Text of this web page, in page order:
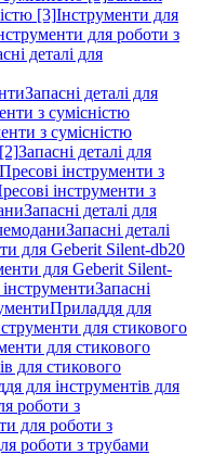
[3]Інструменти для
для роботи з
деталі для
Запасні деталі для
з сумісністю
з сумісністю
Запасні деталі для
Пресові інструменти з
інструменти з
Запасні деталі для
Запасні деталі
для Geberit Silent-db20
для Geberit Silent-
Запасні
Приладдя для
для стикового
для стикового
для стикового
для інструментів для
роботи з
для роботи з
роботи з трубами